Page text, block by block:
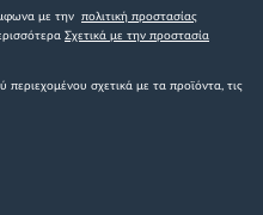
με την πολιτική προστασίας
Σχετικά με την προστασία
σχετικά με τα προϊόντα, τις